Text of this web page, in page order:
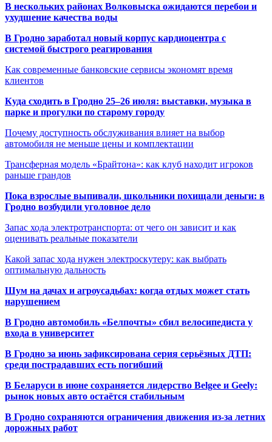
В нескольких районах Волковыска ожидаются перебои и
ухудшение качества воды
В Гродно заработал новый корпус кардиоцентра с
системой быстрого реагирования
Как современные банковские сервисы экономят время
клиентов
Куда сходить в Гродно 25–26 июля: выставки, музыка в
парке и прогулки по старому городу
Почему доступность обслуживания влияет на выбор
автомобиля не меньше цены и комплектации
Трансферная модель «Брайтона»: как клуб находит игроков
раньше грандов
Пока взрослые выпивали, школьники похищали деньги: в
Гродно возбудили уголовное дело
Запас хода электротранспорта: от чего он зависит и как
оценивать реальные показатели
Какой запас хода нужен электроскутеру: как выбрать
оптимальную дальность
Шум на дачах и агроусадьбах: когда отдых может стать
нарушением
В Гродно автомобиль «Белпочты» сбил велосипедиста у
входа в университет
В Гродно за июнь зафиксирована серия серьёзных ДТП:
среди пострадавших есть погибший
В Беларуси в июне сохраняется лидерство Belgee и Geely:
рынок новых авто остаётся стабильным
В Гродно сохраняются ограничения движения из-за летних
дорожных работ